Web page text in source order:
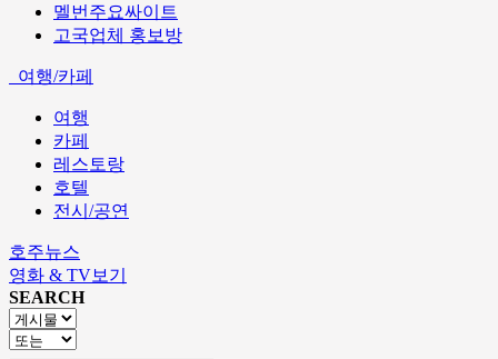
멜번주요싸이트
고국업체 홍보방
여행/카페
여행
카페
레스토랑
호텔
전시/공연
호주뉴스
영화 & TV보기
SEARCH